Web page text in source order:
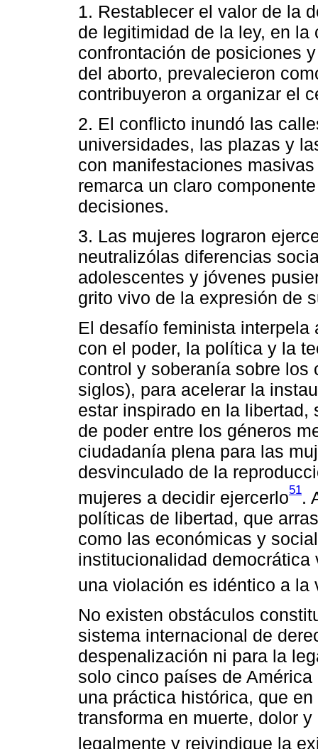
1. Restablecer el valor de la
de legitimidad de la ley, en
confrontación de posiciones
del aborto, prevalecieron
contribuyeron a organizar el
2. El conflicto inundó las
universidades, las plazas y
con manifestaciones
remarca un claro
decisiones.
3. Las mujeres lograron
neutralizólas diferencias
adolescentes y jóvenes
grito vivo de la expresión de
El desafío feminista
con el poder, la política y la
control y soberanía sobre los
siglos), para acelerar la
estar inspirado en la
de poder entre los géneros
ciudadanía plena para las
desvinculado de la
mujeres a decidir ejercerlo51.
políticas de libertad, que
como las económicas y
institucionalidad democrática
una violación es idéntico a la
No existen obstáculos
sistema internacional de
despenalización ni para la
solo cinco países de
una práctica histórica, que
transforma en muerte, dolor
legalmente y reivindique la